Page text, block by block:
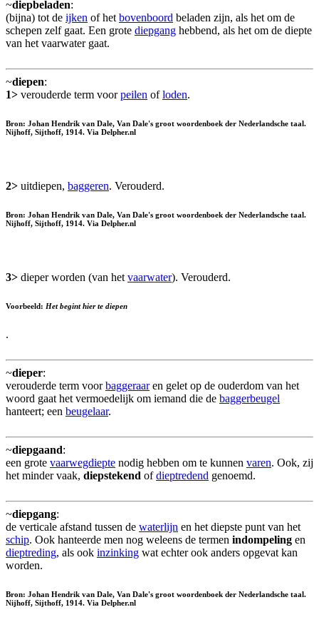
~diepbeladen:
(bijna) tot de ijken of hetbovenboord beladen zijn, als het om de
schepen zelf gaat. Een grote diepgang hebbend, als het om de diepte
van het vaarwater gaat.
~diepen:
1> verouderde term voorpeilen ofloden.
Bron: Johan Hendrik van Dale, Van Dale's groot woordenboek der Nederlandsche taal.
Nijhoff, Sijthoff, 1914. Via Delpher.nl
2> uitdiepen, baggeren. Verouderd.
Bron: Johan Hendrik van Dale, Van Dale's groot woordenboek der Nederlandsche taal.
Nijhoff, Sijthoff, 1914. Via Delpher.nl
3> dieper worden (van het vaarwater). Verouderd.
Voorbeeld: Het begint hier te diepen
.
~dieper:
verouderde term voorbaggeraaren gelet op de ouderdom van het
woord gaat het vermoedelijk om iemand die de baggerbeugel
hanteert; een beugelaar.
~diepgaand:
een grote vaarwegdiepte nodig hebben om te kunnen varen. Ook, zij
het minder vaak, diepstekend ofdieptredend genoemd.
~diepgang:
de verticale afstand tussen de waterlijn en het diepste punt van het
schip. Ook hanteerde men nog weleens de termen indompeling en
dieptreding, als ook inzinking wat echter ook anders opgevat kan
worden.
Bron: Johan Hendrik van Dale, Van Dale's groot woordenboek der Nederlandsche taal.
Nijhoff, Sijthoff, 1914. Via Delpher.nl